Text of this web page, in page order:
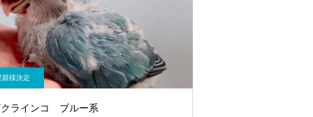
親様決定
ラインコ ブルー系